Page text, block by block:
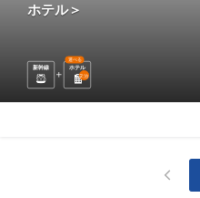
ホテル＞
新幹線 ホテル
選べる
2泊